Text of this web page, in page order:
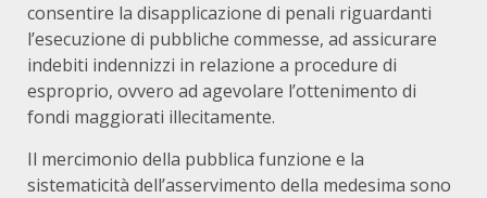
consentire la disapplicazione di penali riguardanti
l’esecuzione di pubbliche commesse, ad assicurare
indebiti indennizzi in relazione a procedure di
esproprio, ovvero ad agevolare l’ottenimento di
fondi maggiorati illecitamente.
Il mercimonio della pubblica funzione e la
sistematicità dell’asservimento della medesima sono